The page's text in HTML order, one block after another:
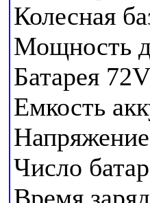
Колесная
Мощность
Батарея
Емкость
Число
Время